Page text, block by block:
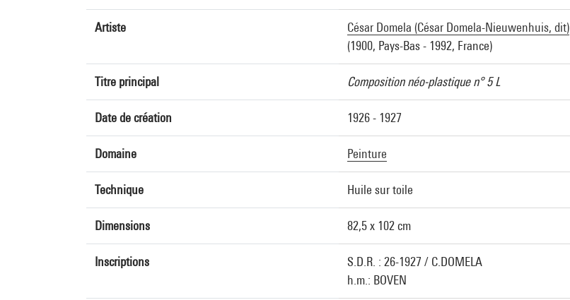
Artiste
César Domela (César Domela-Nieuwenhuis, dit)
(1900, Pays-Bas - 1992, France)
Titre principal Composition néo-plastique n° 5 L
Date de création 1926 - 1927
Domaine Peinture
Technique Huile sur toile
Dimensions 82,5 x 102 cm
Inscriptions
S.D.R. : 26-1927 / C.DOMELA
h.m.: BOVEN